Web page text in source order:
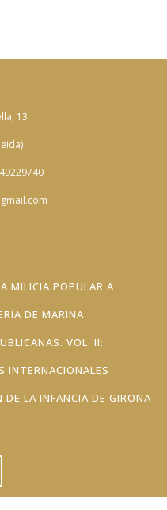
13
MILICIA POPULAR A
DE MARINA
VOL. II:
INTERNACIONALES
DE LA INFANCIA DE GIRONA